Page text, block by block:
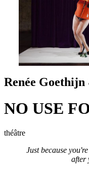
Renée
NO USE
théâtre
Just because
after